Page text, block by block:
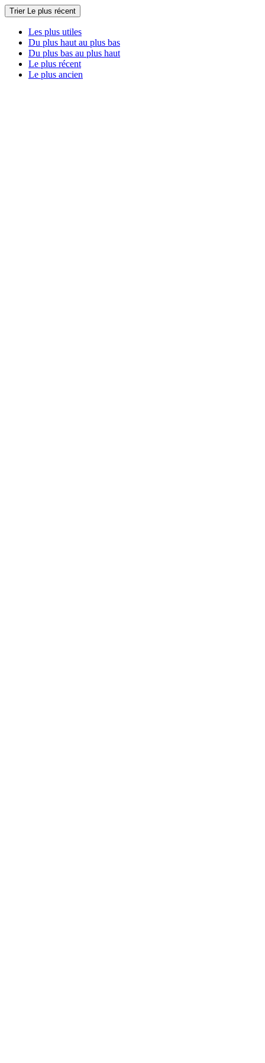
Trier Le plus récent
Les plus utiles
Du plus haut au plus bas
Du plus bas au plus haut
Le plus récent
Le plus ancien